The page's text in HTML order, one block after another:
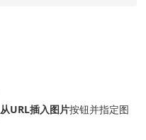
从URL插入图片按钮并指定图